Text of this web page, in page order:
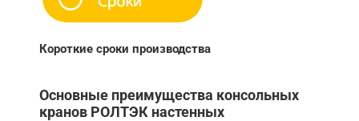
Короткие сроки производства
Основные преимущества консольных
кранов РОЛТЭК настенных